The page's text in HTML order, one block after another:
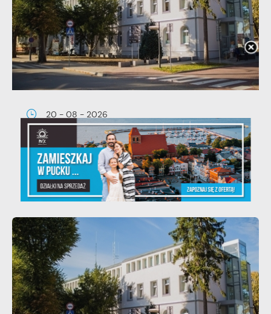
20 - 08 - 2026
Teatralne lato - Zdrowo i kolorowo